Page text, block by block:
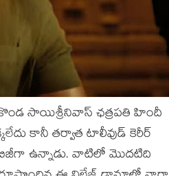
సాయిశ్రీనివాస్ ఛత్రపతి హిందీ
కానీ తర్వాత టాలీవుడ్ కెరీర్
బిజీగా ఉన్నాడు. వాటిలో మొదటిది